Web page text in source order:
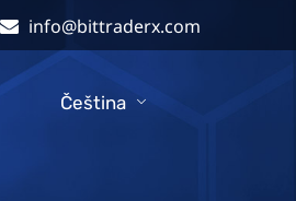
info@bittraderx.com
Čeština